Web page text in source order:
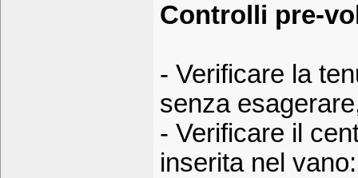
Controlli pre-
- Verificare la
senza
- Verificare il
inserita nel vano: